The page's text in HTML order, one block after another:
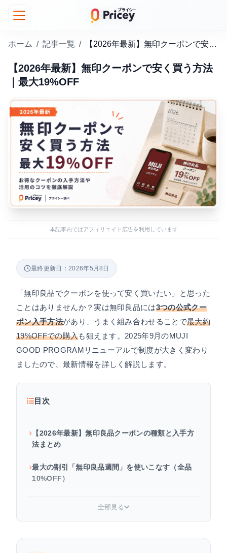
ホーム / 記事一覧 / 【2026年最新】無印クーポンで安く買う方法｜最大19%OFF
【2026年最新】無印クーポンで安く買う方法
｜最大19%OFF
本記事内ではアフィリエイト広告を利用しています
最終更新日：2026年5月8日
「無印良品でクーポンを使って安く買いたい」と思った
ことはありませんか？実は無印良品には3つの公式クー
ポン入手方法があり、うまく組み合わせることで最大約
19%OFFでの購入も狙えます。2025年9月のMUJI
GOOD PROGRAMリニューアルで制度が大きく変わり
ましたので、最新情報を詳しく解説します。
目次
【2026年最新】無印良品クーポンの種類と入手方
法まとめ
最大の割引「無印良品週間」を使いこなす（全品
10%OFF）
PROGRAM」完全解説
全部見る